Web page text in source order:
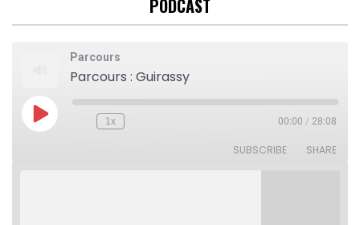
PODCAST
Parcours
Parcours : Guirassy
Play
Episode
Rewind
1x 00:00 / 28:08
SUBSCRIBE SHARE